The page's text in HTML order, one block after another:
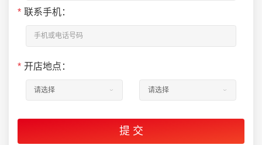
* 联系手机：
* 开店地点：